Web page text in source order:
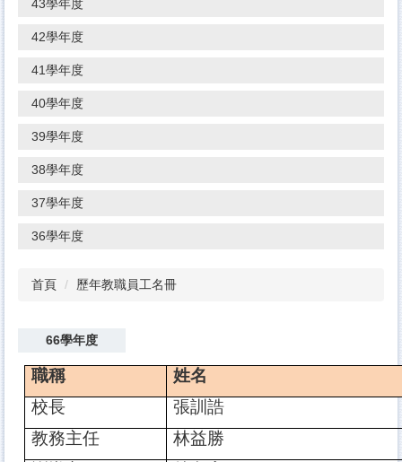
43學年度
42學年度
41學年度
40學年度
39學年度
38學年度
37學年度
36學年度
首頁 歷年教職員工名冊
66學年度
職稱
姓名
校長
張訓誥
教務主任
林益勝